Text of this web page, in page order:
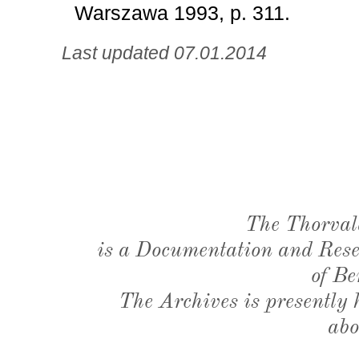
Warszawa 1993, p. 311.
Last updated 07.01.2014
The
is a Documentation and
of
The Archives is presently